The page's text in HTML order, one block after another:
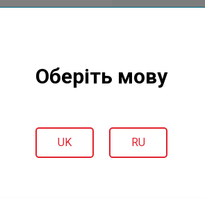
Оберіть мову
UK RU
517 грн
Описание